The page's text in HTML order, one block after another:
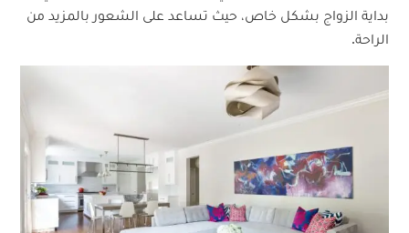
بداية الزواج بشكل خاص، حيث تساعد على الشعور بالمزيد من
الراحة.